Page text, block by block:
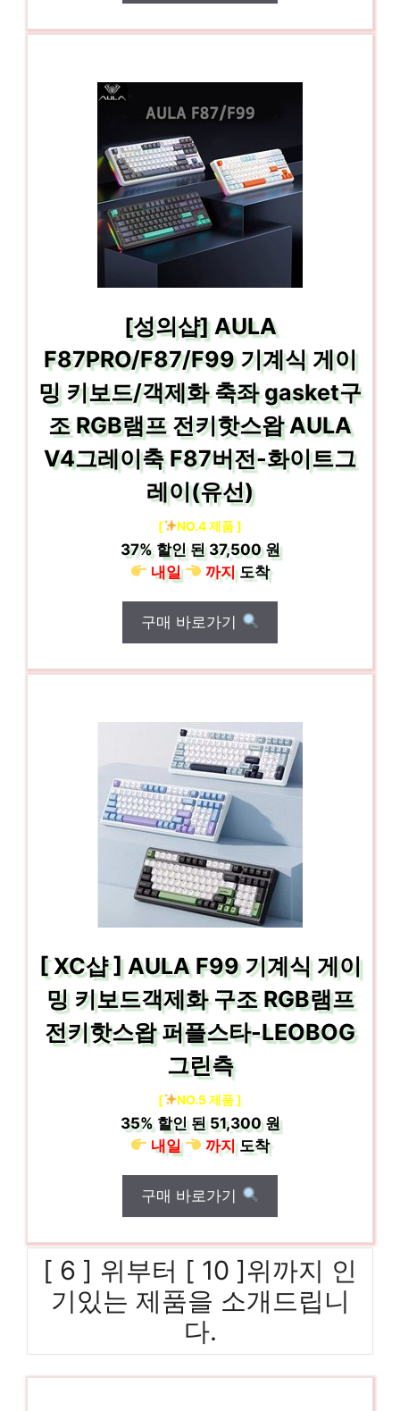
[성의샵] AULA
F87PRO/F87/F99 기계식 게이
밍 키보드/객제화 축좌 gasket구
조 RGB램프 전키핫스왑 AULA
V4그레이축 F87버전-화이트그
레이(유선)
[ NO.4 제품 ]
37%할인 된37,500 원
내일
까지도착
구매 바로가기
[ XC샵 ] AULA F99 기계식 게이
밍 키보드객제화 구조 RGB램프
전키핫스왑 퍼플스타-LEOBOG
그린측
[ NO.5 제품 ]
35%할인 된51,300 원
내일
까지도착
구매 바로가기
[ 6 ] 위부터 [ 10 ]위까지 인
기있는 제품을 소개드립니
다.